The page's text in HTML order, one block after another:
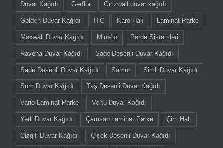
Duvar Kağıdı Gerflor Gmzwall duvar kağıdı
Golden Duvar Kağıdı ITC Karo Halı Laminat Parke
Maxwall Duvar Kağıdı Mineflo Perde Sistemleri
Ravena Duvar Kağıdı Sade Desenli Duvar Kağıdı
Sade Desenli Duvar Kağıdı Samur Simli Duvar Kağıdı
Som Duvar Kağıdı Taş Desenli Duvar Kağıdı
Vario Laminat Parke Vertu Duvar Kağıdı
Yerli Duvar Kağıdı Çamsan Laminat Parke Çim Halı
Çizgili Duvar Kağıdı Çiçek Desenli Duvar Kağıdı